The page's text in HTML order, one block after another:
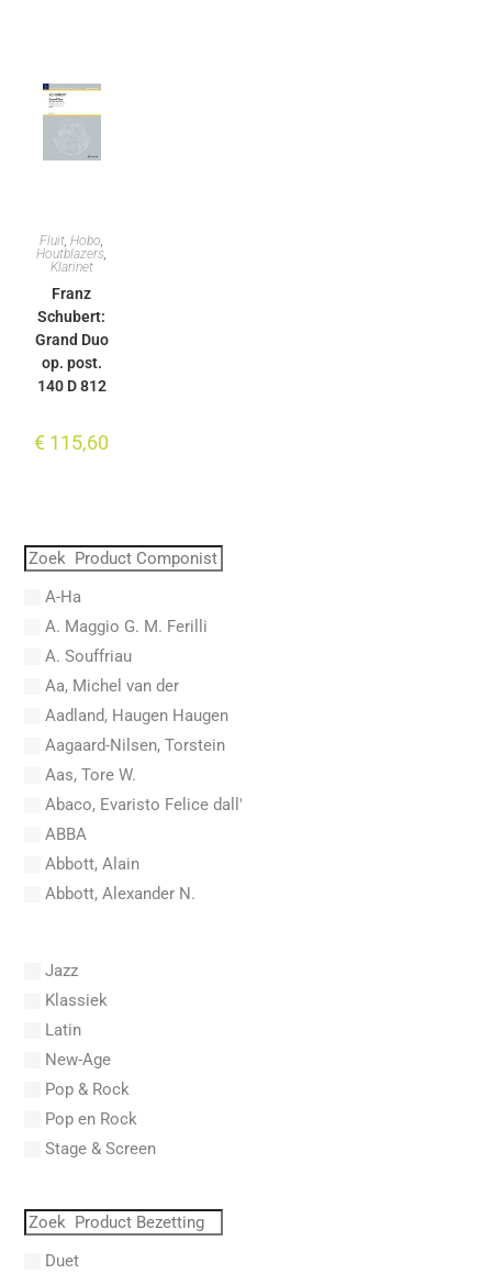
Fluit,Hobo,
Houtblazers,
Klarinet
Franz
Schubert:
Grand Duo
op. post.
140 D 812
€ 115,60
A-Ha
A. Maggio G. M. Ferilli
A. Souffriau
Aa, Michel van der
Aadland, Haugen Haugen
Aagaard-Nilsen, Torstein
Aas, Tore W.
Abaco, Evaristo Felice dall'
ABBA
Abbott, Alain
Abbott, Alexander N.
Abel, Lex
Aberg, Johan Ludvig
Aboucaya, Christian
Aboulker, Isabelle
Abraham, Paul
Abrams, Lester
Abreu, Zequinha
Absil, Jean
Jazz
Klassiek
Latin
New-Age
Pop & Rock
Pop en Rock
Stage & Screen
Duet